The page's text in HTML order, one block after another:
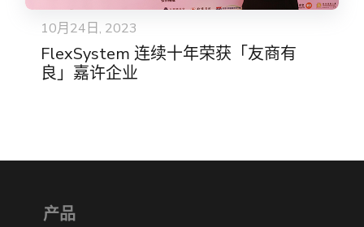
10月24日, 2023
FlexSystem 连续十年荣获「友商有
良」嘉许企业
产品